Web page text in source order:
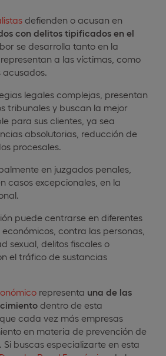
defienden o acusan en
con delitos tipificados en el
se desarrolla tanto en la
a las víctimas, como
acusados.
legales complejas, presentan
tribunales y buscan la mejor
para sus clientes, ya sea
absolutorias, reducción de
procesales.
en juzgados penales,
casos excepcionales, en la
puede centrarse en diferentes
contra las personas,
sexual, delitos fiscales o
el tráfico de sustancias
representa una de las
dentro de esta
cada vez más empresas
en materia de prevención de
buscas especializarte en esta